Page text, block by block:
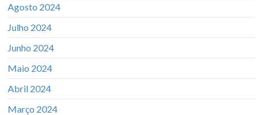
Agosto 2024
Julho 2024
Junho 2024
Maio 2024
Abril 2024
Março 2024